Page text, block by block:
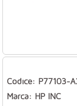
Codice: P77103-
Marca: HP INC